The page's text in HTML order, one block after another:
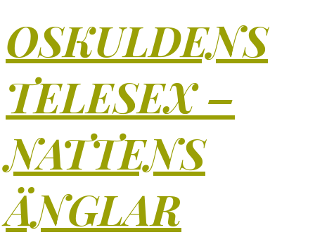
OSKULDENS
TELESEX –
NATTENS
ÄNGLAR